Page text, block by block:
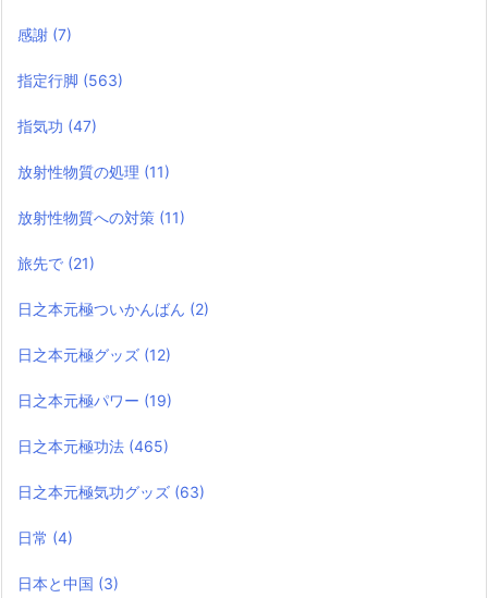
感謝 (7)
指定行脚 (563)
指気功 (47)
放射性物質の処理 (11)
放射性物質への対策 (11)
旅先で (21)
日之本元極ついかんばん (2)
日之本元極グッズ (12)
日之本元極パワー (19)
日之本元極功法 (465)
日之本元極気功グッズ (63)
日常 (4)
日本と中国 (3)